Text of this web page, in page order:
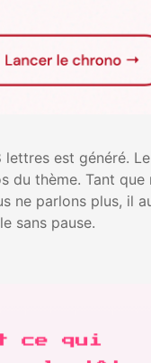
est généré.
du thème. Tant que
ne parlons plus, il
sans pause.